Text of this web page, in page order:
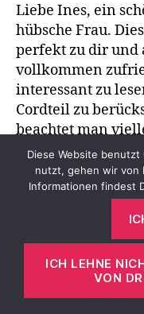
Liebe Ines, ein
hübsche Frau.
perfekt zu dir und
vollkommen
interessant zu
Cordteil zu
beachtet man
manchen ist
sinnvoll. In der
letzten
vollkommen aus
verschwunden
Diese Website benutzt
nutzt, gehen wir von
Informationen findest
ICH LEHNE
VON